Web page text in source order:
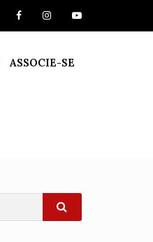
ASSOCIE-SE
SEARCH